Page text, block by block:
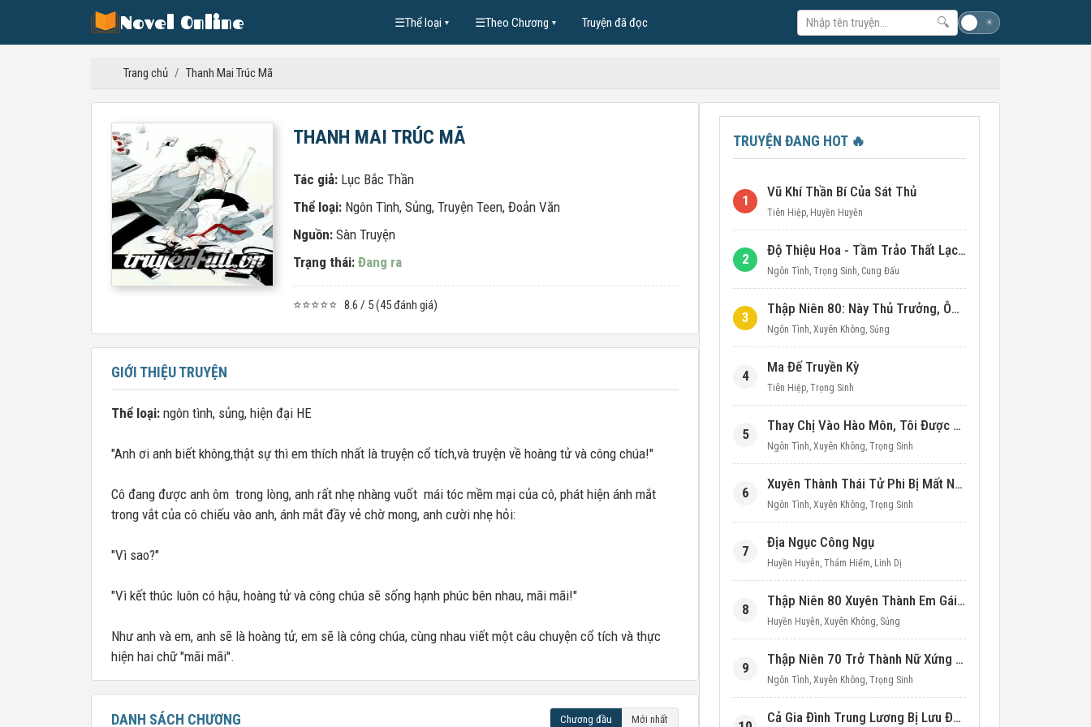
Novel Online ☰Thể loại ▼ ☰Theo Chương ▼ Truyện đã đọc 🔍 ☀
Trang chủ / Thanh Mai Trúc Mã
THANH MAI TRÚC MÃ
Tác giả: Lục Bắc Thần
Thể loại: Ngôn Tình, Sủng, Truyện Teen, Đoản Văn
Nguồn: Sàn Truyện
Trạng thái: Đang ra
⭐⭐⭐⭐⭐ 8.6 / 5 (45 đánh giá)
GIỚI THIỆU TRUYỆN
Thể loại: ngôn tình, sủng, hiện đại HE
"Anh ơi anh biết không,thật sự thì em thích nhất là truyện cổ tích,và truyện về hoàng tử và công chúa!"
Cô đang được anh ôm trong lòng, anh rất nhẹ nhàng vuốt mái tóc mềm mại của cô, phát hiện ánh mắt
trong vắt của cô chiếu vào anh, ánh mắt đầy vẻ chờ mong, anh cười nhẹ hỏi:
"Vì sao?"
"Vì kết thúc luôn có hậu, hoàng tử và công chúa sẽ sống hạnh phúc bên nhau, mãi mãi!"
Như anh và em, anh sẽ là hoàng tử, em sẽ là công chúa, cùng nhau viết một câu chuyện cổ tích và thực
hiện hai chữ "mãi mãi".
DANH SÁCH CHƯƠNG Chương đầu Mới nhất
TRUYỆN ĐANG HOT 🔥
1
Vũ Khí Thần Bí Của Sát Thủ
Tiên Hiệp, Huyền Huyễn
2
Độ Thiệu Hoa - Tầm Trảo Thất Lạc Đích Ái Tình
Ngôn Tình, Trọng Sinh, Cung Đấu
3
Thập Niên 80: Này Thủ Trưởng, Ôm Một Cái Đi!
Ngôn Tình, Xuyên Không, Sủng
4
Ma Đế Truyền Kỳ
Tiên Hiệp, Trọng Sinh
5
Thay Chị Vào Hào Môn, Tôi Được Cưng Chiều Hết Mực (Thập Niên 90)
Ngôn Tình, Xuyên Không, Trọng Sinh
6
Xuyên Thành Thái Tử Phi Bị Mất Nước
Ngôn Tình, Xuyên Không, Trọng Sinh
7
Địa Ngục Công Ngụ
Huyền Huyễn, Thám Hiểm, Linh Dị
8
Thập Niên 80 Xuyên Thành Em Gái Học Bá
Huyền Huyễn, Xuyên Không, Sủng
9
Thập Niên 70 Trở Thành Nữ Xứng Nuôi Con Làm Giàu
Ngôn Tình, Xuyên Không, Trọng Sinh
Cả Gia Đình Trung Lương Bị Lưu Đày, Ta Mang Không Gian Cứu Cả Nhà